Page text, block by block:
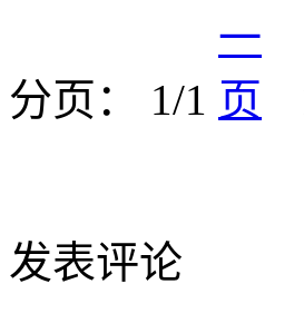
分页： 1/1
发表评论